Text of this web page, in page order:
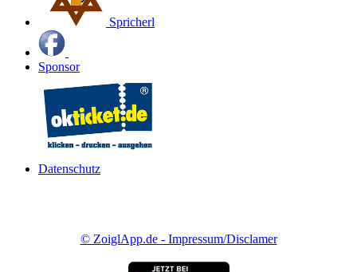
Spricherl
Sponsor
Datenschutz
© ZoiglApp.de - Impressum/Disclamer